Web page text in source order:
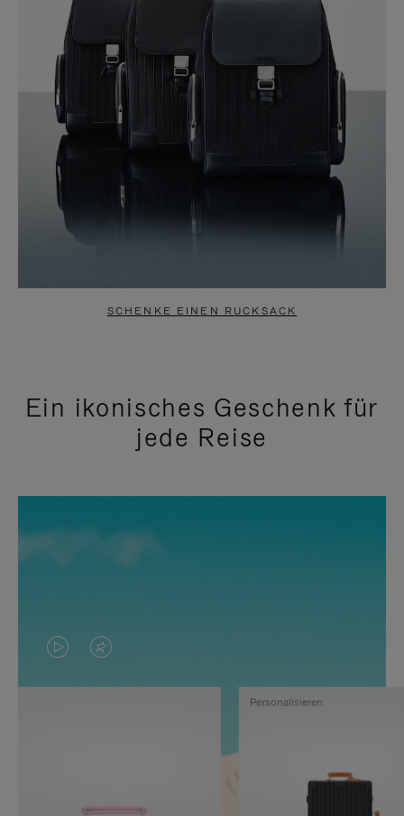
SCHENKE EINEN RUCKSACK
Ein ikonisches Geschenk für
jede Reise
DAS
VIDEO
VIDEO
IST
Personalisieren